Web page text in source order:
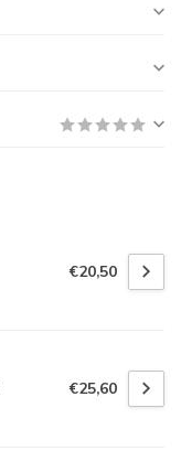
€20,50
€25,60